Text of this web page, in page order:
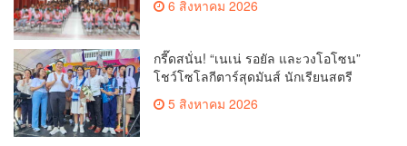
6 สิงหาคม 2026
กรี๊ดสนั่น! “เนเน่ รอยัล และวงโอโซน”
โชว์โซโลกีตาร์สุดมันส์ นักเรียนสตรี
5 สิงหาคม 2026